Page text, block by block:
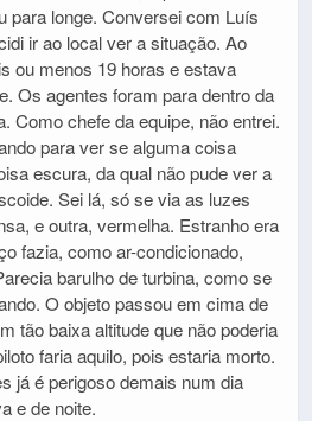
para longe. Conversei com Luís
ir ao local ver a situação. Ao
ou menos 19 horas e estava
Os agentes foram para dentro da
Como chefe da equipe, não entrei.
para ver se alguma coisa
escura, da qual não pude ver a
Sei lá, só se via as luzes
e outra, vermelha. Estranho era
fazia, como ar-condicionado,
barulho de turbina, como se
O objeto passou em cima de
tão baixa altitude que não poderia
faria aquilo, pois estaria morto.
já é perigoso demais num dia
e de noite.